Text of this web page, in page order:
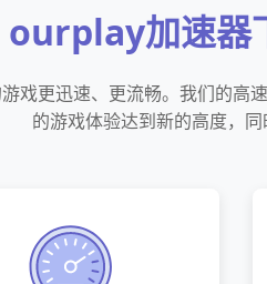
ourplay加速器
戏更迅速、更流畅。我们的高
的游戏体验达到新的高度，同